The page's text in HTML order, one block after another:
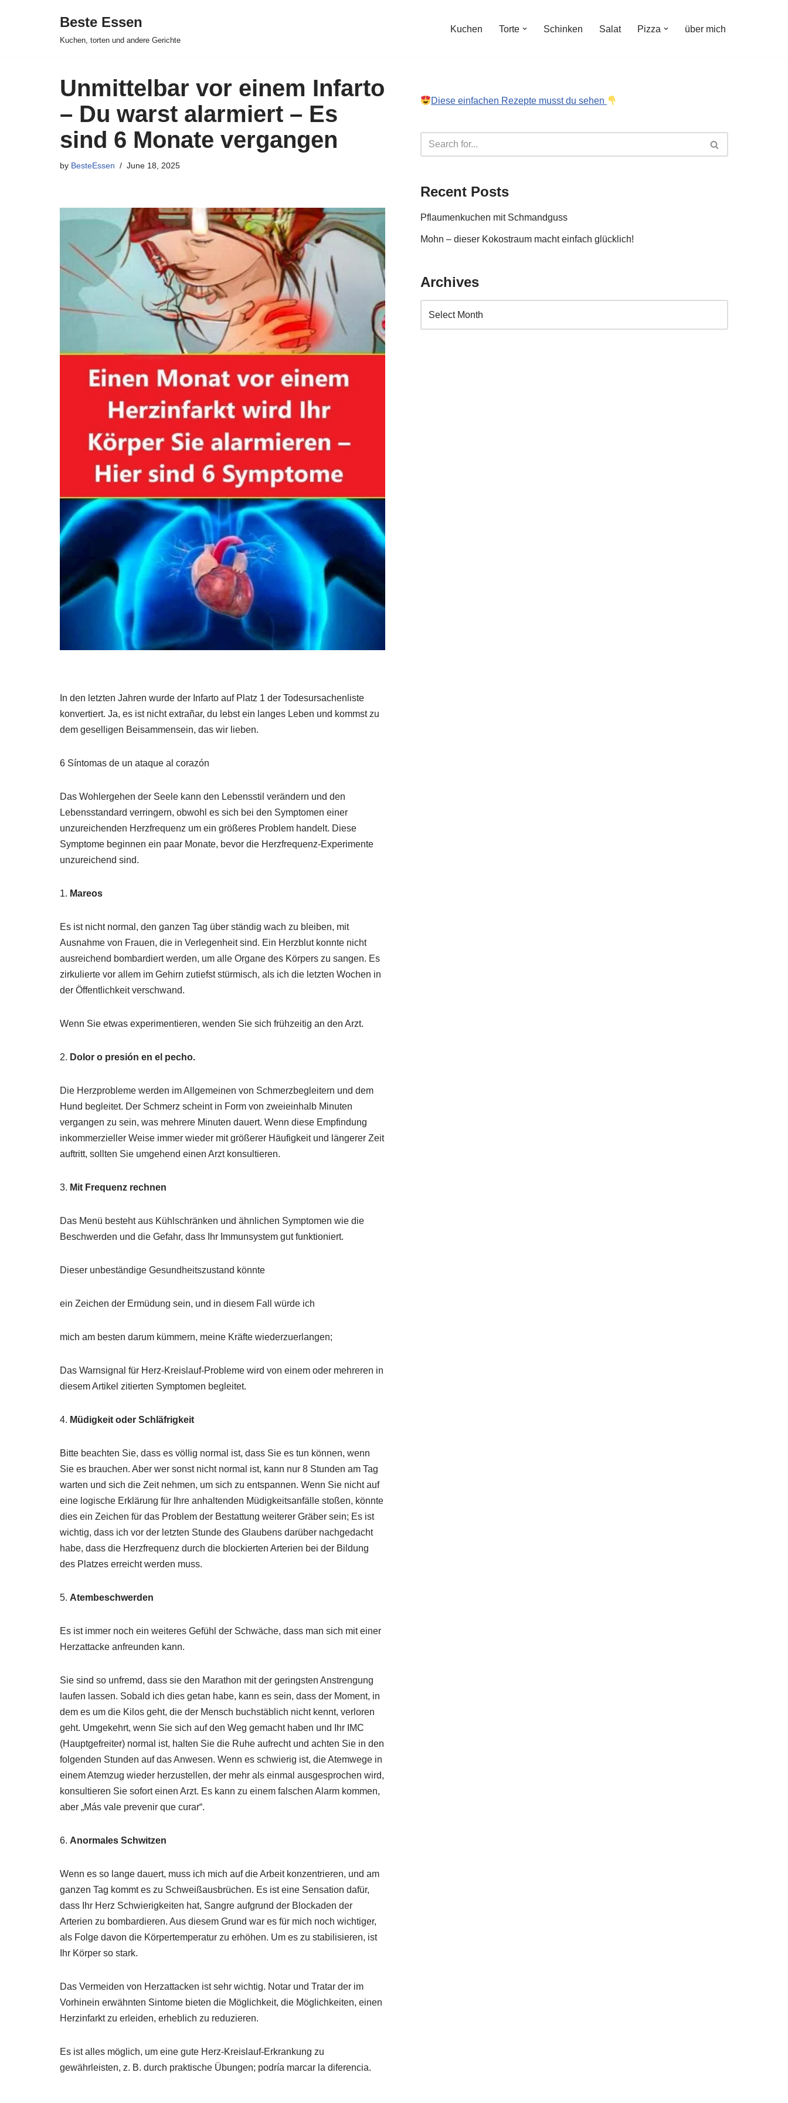
Beste Essen
Kuchen, torten und andere Gerichte
Kuchen Torte Schinken Salat Pizza über mich
Unmittelbar vor einem Infarto
– Du warst alarmiert – Es
sind 6 Monate vergangen
by BesteEssen June 18, 2025
In den letzten Jahren wurde der Infarto auf Platz 1 der Todesursachenliste
konvertiert. Ja, es ist nicht extrañar, du lebst ein langes Leben und kommst zu
dem geselligen Beisammensein, das wir lieben.
6 Síntomas de un ataque al corazón
Das Wohlergehen der Seele kann den Lebensstil verändern und den
Lebensstandard verringern, obwohl es sich bei den Symptomen einer
unzureichenden Herzfrequenz um ein größeres Problem handelt. Diese
Symptome beginnen ein paar Monate, bevor die Herzfrequenz-Experimente
unzureichend sind.
1. Mareos
Es ist nicht normal, den ganzen Tag über ständig wach zu bleiben, mit
Ausnahme von Frauen, die in Verlegenheit sind. Ein Herzblut konnte nicht
ausreichend bombardiert werden, um alle Organe des Körpers zu sangen. Es
zirkulierte vor allem im Gehirn zutiefst stürmisch, als ich die letzten Wochen in
der Öffentlichkeit verschwand.
Wenn Sie etwas experimentieren, wenden Sie sich frühzeitig an den Arzt.
2. Dolor o presión en el pecho.
Die Herzprobleme werden im Allgemeinen von Schmerzbegleitern und dem
Hund begleitet. Der Schmerz scheint in Form von zweieinhalb Minuten
vergangen zu sein, was mehrere Minuten dauert. Wenn diese Empfindung
inkommerzieller Weise immer wieder mit größerer Häufigkeit und längerer Zeit
auftritt, sollten Sie umgehend einen Arzt konsultieren.
3. Mit Frequenz rechnen
Das Menü besteht aus Kühlschränken und ähnlichen Symptomen wie die
Beschwerden und die Gefahr, dass Ihr Immunsystem gut funktioniert.
Dieser unbeständige Gesundheitszustand könnte
ein Zeichen der Ermüdung sein, und in diesem Fall würde ich
mich am besten darum kümmern, meine Kräfte wiederzuerlangen;
Das Warnsignal für Herz-Kreislauf-Probleme wird von einem oder mehreren in
diesem Artikel zitierten Symptomen begleitet.
4. Müdigkeit oder Schläfrigkeit
Bitte beachten Sie, dass es völlig normal ist, dass Sie es tun können, wenn
Sie es brauchen. Aber wer sonst nicht normal ist, kann nur 8 Stunden am Tag
warten und sich die Zeit nehmen, um sich zu entspannen. Wenn Sie nicht auf
eine logische Erklärung für Ihre anhaltenden Müdigkeitsanfälle stoßen, könnte
dies ein Zeichen für das Problem der Bestattung weiterer Gräber sein; Es ist
wichtig, dass ich vor der letzten Stunde des Glaubens darüber nachgedacht
habe, dass die Herzfrequenz durch die blockierten Arterien bei der Bildung
des Platzes erreicht werden muss.
5. Atembeschwerden
Es ist immer noch ein weiteres Gefühl der Schwäche, dass man sich mit einer
Herzattacke anfreunden kann.
Sie sind so unfremd, dass sie den Marathon mit der geringsten Anstrengung
laufen lassen. Sobald ich dies getan habe, kann es sein, dass der Moment, in
dem es um die Kilos geht, die der Mensch buchstäblich nicht kennt, verloren
geht. Umgekehrt, wenn Sie sich auf den Weg gemacht haben und Ihr IMC
(Hauptgefreiter) normal ist, halten Sie die Ruhe aufrecht und achten Sie in den
folgenden Stunden auf das Anwesen. Wenn es schwierig ist, die Atemwege in
einem Atemzug wieder herzustellen, der mehr als einmal ausgesprochen wird,
konsultieren Sie sofort einen Arzt. Es kann zu einem falschen Alarm kommen,
aber „Más vale prevenir que curar“.
6. Anormales Schwitzen
Wenn es so lange dauert, muss ich mich auf die Arbeit konzentrieren, und am
ganzen Tag kommt es zu Schweißausbrüchen. Es ist eine Sensation dafür,
dass Ihr Herz Schwierigkeiten hat, Sangre aufgrund der Blockaden der
Arterien zu bombardieren. Aus diesem Grund war es für mich noch wichtiger,
als Folge davon die Körpertemperatur zu erhöhen. Um es zu stabilisieren, ist
Ihr Körper so stark.
Das Vermeiden von Herzattacken ist sehr wichtig. Notar und Tratar der im
Vorhinein erwähnten Sintome bieten die Möglichkeit, die Möglichkeiten, einen
Herzinfarkt zu erleiden, erheblich zu reduzieren.
Es ist alles möglich, um eine gute Herz-Kreislauf-Erkrankung zu
gewährleisten, z. B. durch praktische Übungen; podría marcar la diferencia.
Diese einfachen Rezepte musst du sehen
Recent Posts
Pflaumenkuchen mit Schmandguss
Mohn – dieser Kokostraum macht einfach glücklich!
Archives